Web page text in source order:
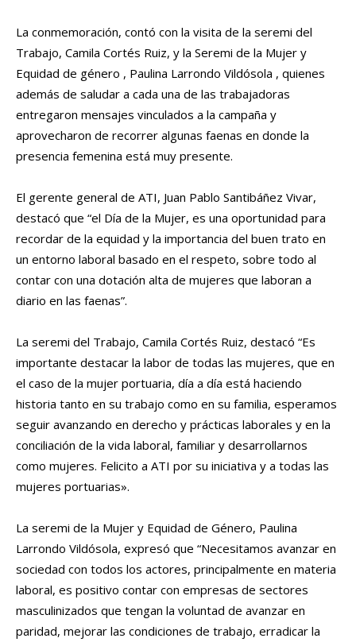
La conmemoración, contó con la visita de la seremi del
Trabajo, Camila Cortés Ruiz, y la Seremi de la Mujer y
Equidad de género , Paulina Larrondo Vildósola , quienes
además de saludar a cada una de las trabajadoras
entregaron mensajes vinculados a la campaña y
aprovecharon de recorrer algunas faenas en donde la
presencia femenina está muy presente.
El gerente general de ATI, Juan Pablo Santibáñez Vivar,
destacó que “el Día de la Mujer, es una oportunidad para
recordar de la equidad y la importancia del buen trato en
un entorno laboral basado en el respeto, sobre todo al
contar con una dotación alta de mujeres que laboran a
diario en las faenas”.
La seremi del Trabajo, Camila Cortés Ruiz, destacó “Es
importante destacar la labor de todas las mujeres, que en
el caso de la mujer portuaria, día a día está haciendo
historia tanto en su trabajo como en su familia, esperamos
seguir avanzando en derecho y prácticas laborales y en la
conciliación de la vida laboral, familiar y desarrollarnos
como mujeres. Felicito a ATI por su iniciativa y a todas las
mujeres portuarias».
La seremi de la Mujer y Equidad de Género, Paulina
Larrondo Vildósola, expresó que “Necesitamos avanzar en
sociedad con todos los actores, principalmente en materia
laboral, es positivo contar con empresas de sectores
masculinizados que tengan la voluntad de avanzar en
paridad, mejorar las condiciones de trabajo, erradicar la